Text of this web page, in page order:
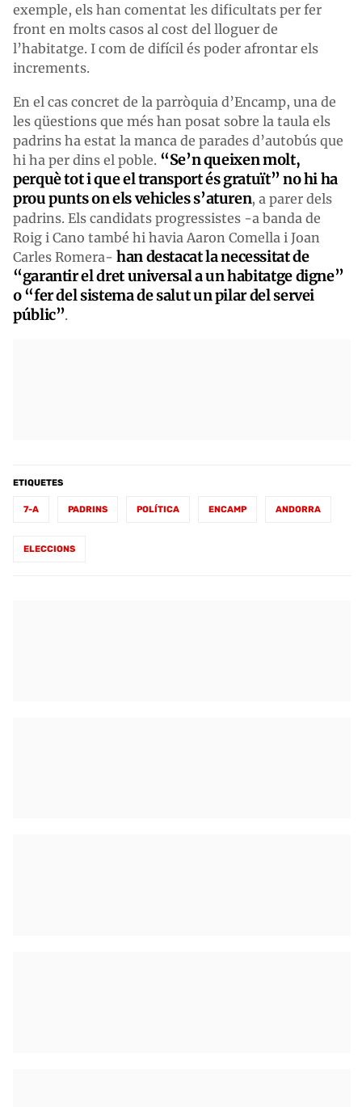
exemple, els han comentat les dificultats per fer
front en molts casos al cost del lloguer de
l’habitatge. I com de difícil és poder afrontar els
increments.
En el cas concret de la parròquia d’Encamp, una de
les qüestions que més han posat sobre la taula els
padrins ha estat la manca de parades d’autobús que
hi ha per dins el poble. “Se’n queixen molt,
perquè tot i que el transport és gratuït” no hi ha
prou punts on els vehicles s’aturen, a parer dels
padrins. Els candidats progressistes -a banda de
Roig i Cano també hi havia Aaron Comella i Joan
Carles Romera- han destacat la necessitat de
“garantir el dret universal a un habitatge digne”
o “fer del sistema de salut un pilar del servei
públic”.
ETIQUETES
7-A PADRINS POLÍTICA ENCAMP ANDORRA
ELECCIONS